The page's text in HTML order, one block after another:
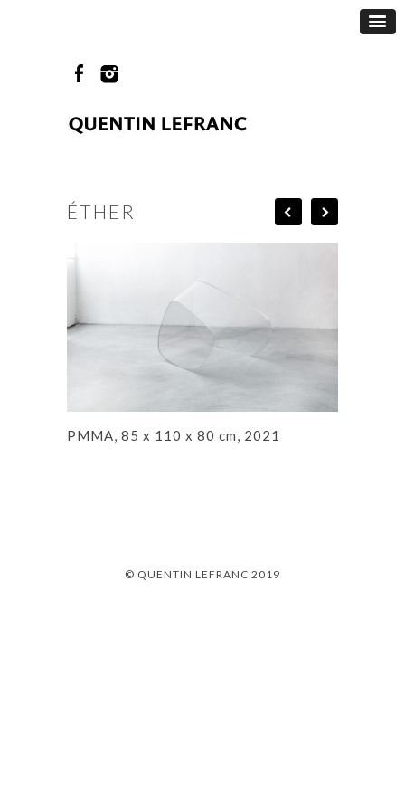
ÉTHER
PMMA, 85 x 110 x 80 cm, 2021
© QUENTIN LEFRANC 2019